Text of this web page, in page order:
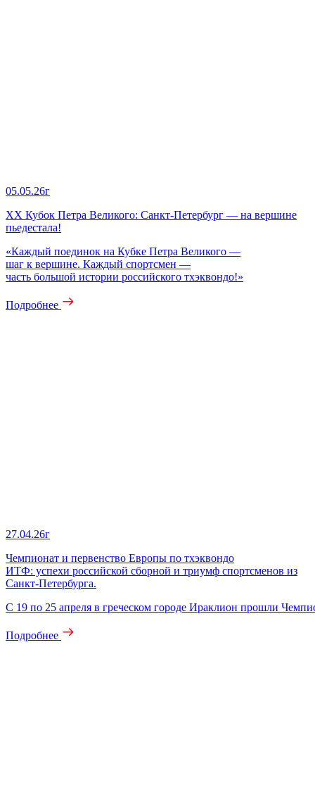
05.05.26г
XX Кубок Петра Великого: Санкт‑Петербург — на вершине
пьедестала!
«Каждый поединок на Кубке Петра Великого —
шаг к вершине. Каждый спортсмен —
часть большой истории российского тхэквондо!»
Подробнее
27.04.26г
Чемпионат и первенство Европы по тхэквондо
ИТФ: успехи российской сборной и триумф спортсменов из
Санкт-Петербурга.
С 19 по 25 апреля в греческом городе Ираклион прошли
Подробнее